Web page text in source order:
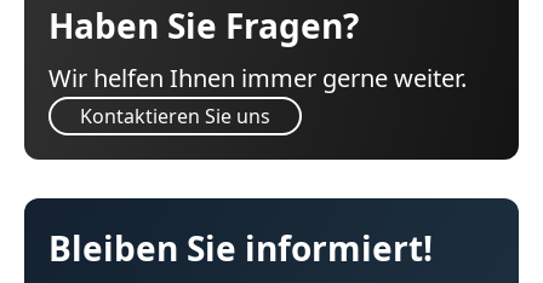
Haben Sie Fragen?
Wir helfen Ihnen immer gerne weiter.
Kontaktieren Sie uns
Bleiben Sie informiert!